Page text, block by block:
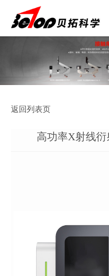
返回列表页
高功率X射线衍